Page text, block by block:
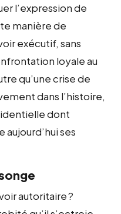
l’expression de
manière de
exécutif, sans
loyale au
qu’une crise de
dans l’histoire,
dont
ses
autoritaire?